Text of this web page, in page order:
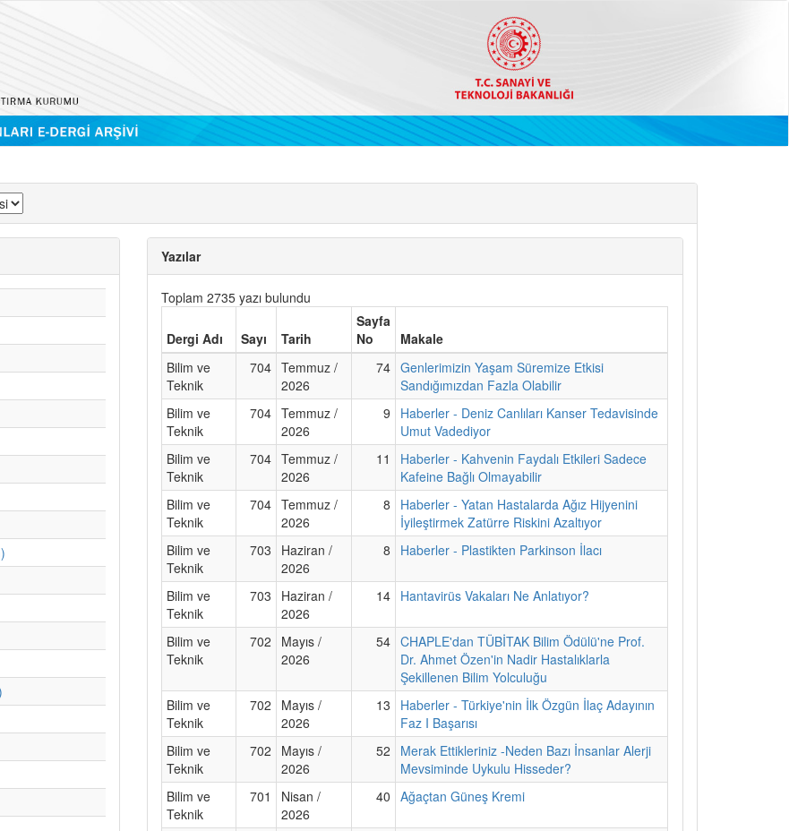
Yazılar
Toplam 2735 yazı bulundu
Dergi Adı Sayı Tarih
Sayfa
No
Makale
Bilim ve
Teknik
704 Temmuz /
2026
74 Genlerimizin Yaşam Süremize Etkisi
Sandığımızdan Fazla Olabilir
Bilim ve
Teknik
704 Temmuz /
2026
9
Haberler - Deniz Canlıları Kanser Tedavisinde
Umut Vadediyor
Bilim ve
Teknik
704 Temmuz /
2026
11
Haberler - Kahvenin Faydalı Etkileri Sadece
Kafeine Bağlı Olmayabilir
Bilim ve
Teknik
704 Temmuz /
2026
8
Haberler - Yatan Hastalarda Ağız Hijyenini
İyileştirmek Zatürre Riskini Azaltıyor
Bilim ve
Teknik
703
Haziran /
2026
8 Haberler - Plastikten Parkinson İlacı
Bilim ve
Teknik
703
Haziran /
2026
14 Hantavirüs Vakaları Ne Anlatıyor?
Bilim ve
Teknik
702
Mayıs /
2026
54 CHAPLE'dan TÜBİTAK Bilim Ödülü'ne Prof.
Dr. Ahmet Özen'in Nadir Hastalıklarla
Şekillenen Bilim Yolculuğu
Bilim ve
Teknik
702
Mayıs /
2026
13
Haberler - Türkiye'nin İlk Özgün İlaç Adayının
Faz I Başarısı
Bilim ve
Teknik
702
Mayıs /
2026
52
Merak Ettikleriniz -Neden Bazı İnsanlar Alerji
Mevsiminde Uykulu Hisseder?
Bilim ve
Teknik
701
Nisan /
2026
40 Ağaçtan Güneş Kremi